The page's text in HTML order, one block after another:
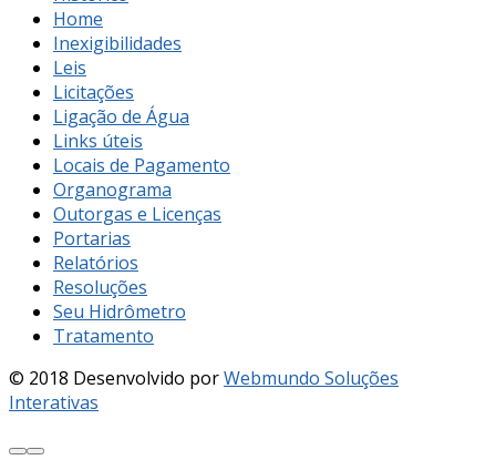
Home
Inexigibilidades
Leis
Licitações
Ligação de Água
Links úteis
Locais de Pagamento
Organograma
Outorgas e Licenças
Portarias
Relatórios
Resoluções
Seu Hidrômetro
Tratamento
© 2018 Desenvolvido porWebmundo Soluções
Interativas